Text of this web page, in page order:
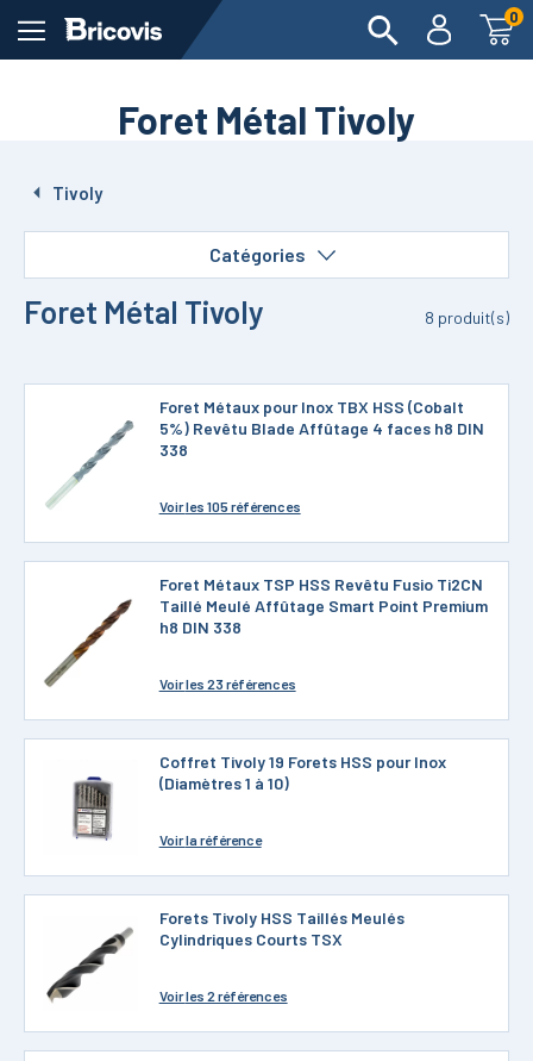
0
Foret Métal Tivoly
Tivoly
Catégories
Foret Métal Tivoly 8 produit(s)
Foret Métaux pour Inox TBX HSS (Cobalt
5%) Revêtu Blade Affûtage 4 faces h8 DIN
338
Voirles 105 références
Foret Métaux TSP HSS Revêtu Fusio Ti2CN
Taillé Meulé Affûtage Smart Point Premium
h8 DIN 338
Voirles 23 références
Coffret Tivoly 19 Forets HSS pour Inox
(Diamètres 1 à 10)
Voirla référence
Forets Tivoly HSS Taillés Meulés
Cylindriques Courts TSX
Voirles 2 références